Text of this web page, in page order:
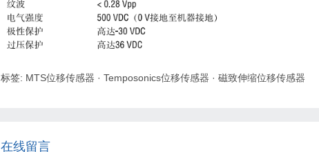
标签: MTS位移传感器 · Temposonics位移传感器 · 磁致伸缩位移传感器
在线留言